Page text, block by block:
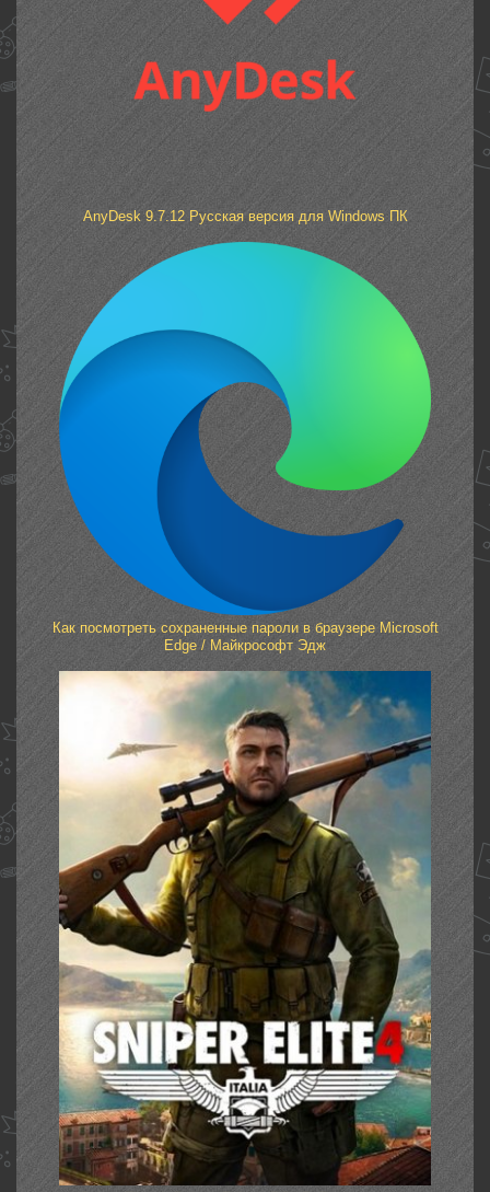
AnyDesk 9.7.12 Русская версия для Windows ПК
Как посмотреть сохраненные пароли в браузере Microsoft
Edge / Майкрософт Эдж